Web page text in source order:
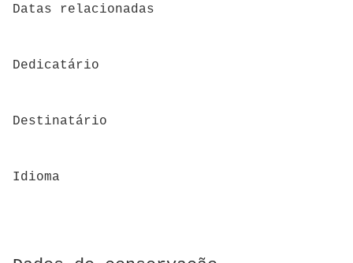
Datas relacionadas
Dedicatário
Destinatário
Idioma